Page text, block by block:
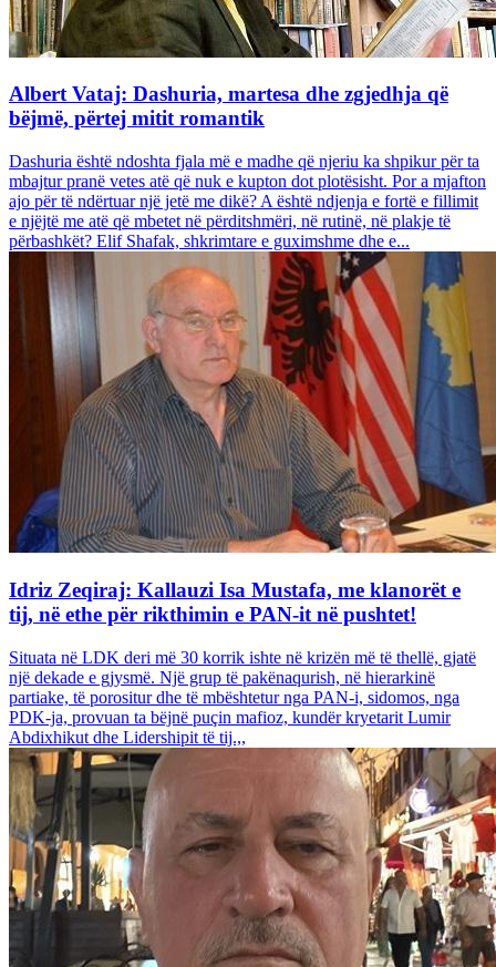
Albert Vataj: Dashuria, martesa dhe zgjedhja që
bëjmë, përtej mitit romantik
Dashuria është ndoshta fjala më e madhe që njeriu ka shpikur për ta
mbajtur pranë vetes atë që nuk e kupton dot plotësisht. Por a mjafton
ajo për të ndërtuar një jetë me dikë? A është ndjenja e fortë e fillimit
e njëjtë me atë që mbetet në përditshmëri, në rutinë, në plakje të
përbashkët? Elif Shafak, shkrimtare e guximshme dhe e...
Idriz Zeqiraj: Kallauzi Isa Mustafa, me klanorët e
tij, në ethe për rikthimin e PAN-it në pushtet!
Situata në LDK deri më 30 korrik ishte në krizën më të thellë, gjatë
një dekade e gjysmë. Një grup të pakënaqurish, në hierarkinë
partiake, të porositur dhe të mbështetur nga PAN-i, sidomos, nga
PDK-ja, provuan ta bëjnë puçin mafioz, kundër kryetarit Lumir
Abdixhikut dhe Lidershipit të tij.,,